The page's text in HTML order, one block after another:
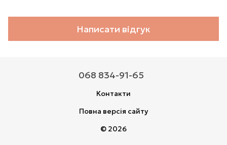
Написати відгук
068 834-91-65
Контакти
Повна версія сайту
© 2026